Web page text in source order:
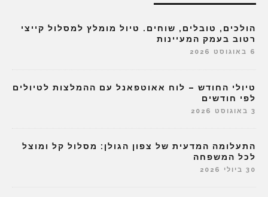
הולכים, טובלים, שוחים. טיול מומלץ למסלול קייצי
רטוב בעמק המעיינות
6 באוגוסט 2026
טיולי החודש – לוח אאוטפאנל עם ההמלצות לטיולים
לפי חודשים
3 באוגוסט 2026
התעלומה המדעית של צפון הגולן: מסלול קל ומוצל
לכל המשפחה
30 ביולי 2026